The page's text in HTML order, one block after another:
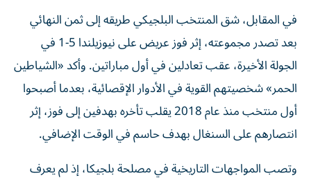
في المقابل، شق المنتخب البلجيكي طريقه إلى ثمن النهائي
بعد تصدر مجموعته، إثر فوز عريض على نيوزيلندا 5-1 في
الجولة الأخيرة، عقب تعادلين في أول مباراتين. وأكد «الشياطين
الحمر» شخصيتهم القوية في الأدوار الإقصائية، بعدما أصبحوا
أول منتخب منذ عام 2018 يقلب تأخره بهدفين إلى فوز، إثر
انتصارهم على السنغال بهدف حاسم في الوقت الإضافي.
وتصب المواجهات التاريخية في مصلحة بلجيكا، إذ لم يعرف